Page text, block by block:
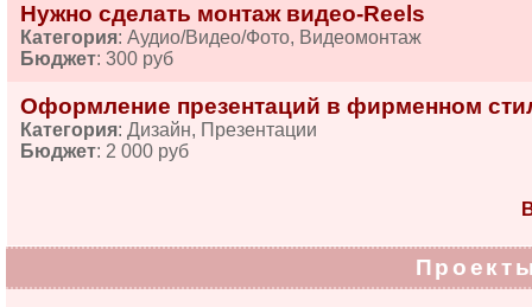
Нужно сделать монтаж видео-Reels
Категория: Аудио/Видео/Фото, Видеомонтаж
Бюджет: 300 руб
Оформление презентаций в фирменном
Категория: Дизайн, Презентации
Бюджет: 2 000 руб